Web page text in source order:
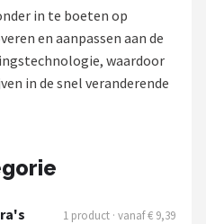
in te boeten op
en aanpassen aan de
waardoor
in de snel veranderende
1 product · vanaf € 9,39